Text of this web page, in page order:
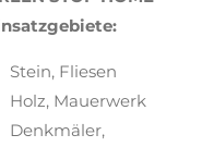
Stein, Fliesen
Holz, Mauerwerk
Denkmäler,